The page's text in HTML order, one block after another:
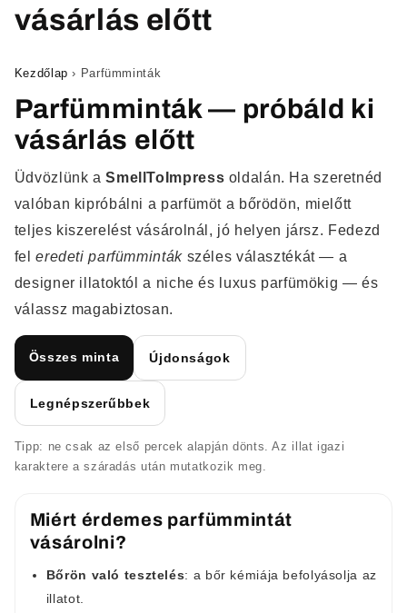
vásárlás előtt
Kezdőlap › Parfümminták
Parfümminták — próbáld ki
vásárlás előtt
Üdvözlünk aSmellToImpress oldalán. Ha szeretnéd
valóban kipróbálni a parfümöt a bőrödön, mielőtt
teljes kiszerelést vásárolnál, jó helyen jársz. Fedezd
feleredeti parfümmintákszéles választékát — a
designer illatoktól a niche és luxus parfümökig — és
válassz magabiztosan.
Összes minta Újdonságok
Legnépszerűbbek
Tipp: ne csak az első percek alapján dönts. Az illat igazi
karaktere a száradás után mutatkozik meg.
Miért érdemes parfümmintát
vásárolni?
Bőrön való tesztelés: a bőr kémiája befolyásolja az
illatot.